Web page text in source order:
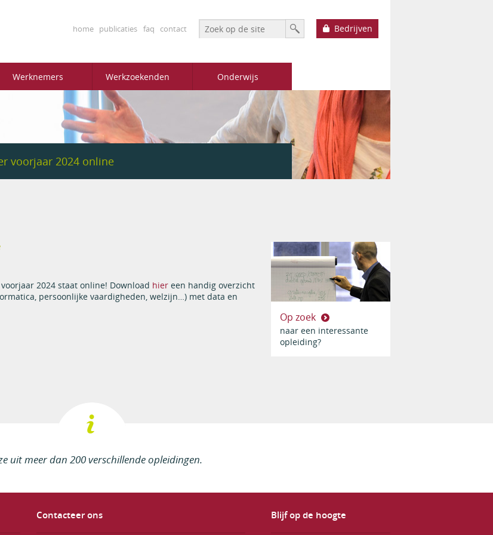
home publicaties faq contact Search form Zoek Bedrijven
Werknemers Werkzoekenden Onderwijs
voorjaar 2024 online
2024 staat online! Download hier een handig overzicht
persoonlijke vaardigheden, welzijn…) met data en
Op zoek
naar een interessante
opleiding?
uit meer dan 200 verschillende opleidingen.
Contacteer ons Blijf op de hoogte